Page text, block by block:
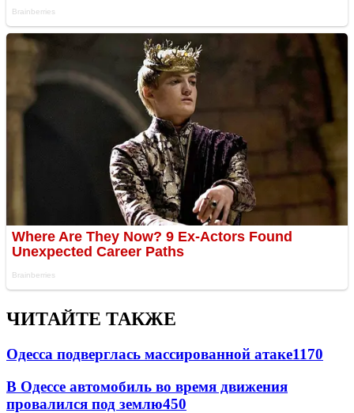
ЧИТАЙТЕ ТАКЖЕ
Одесса подверглась массированной атаке1170
В Одессе автомобиль во время движения
провалился под землю450